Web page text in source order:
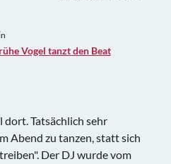
Vogel tanzt den Beat
Tatsächlich sehr
Abend zu tanzen, statt sich
Der DJ wurde vom